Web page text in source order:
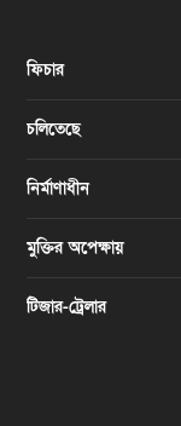
ফিচার
চলিতেছে
নির্মাণাধীন
মুক্তির অপেক্ষায়
টিজার-ট্রেলার